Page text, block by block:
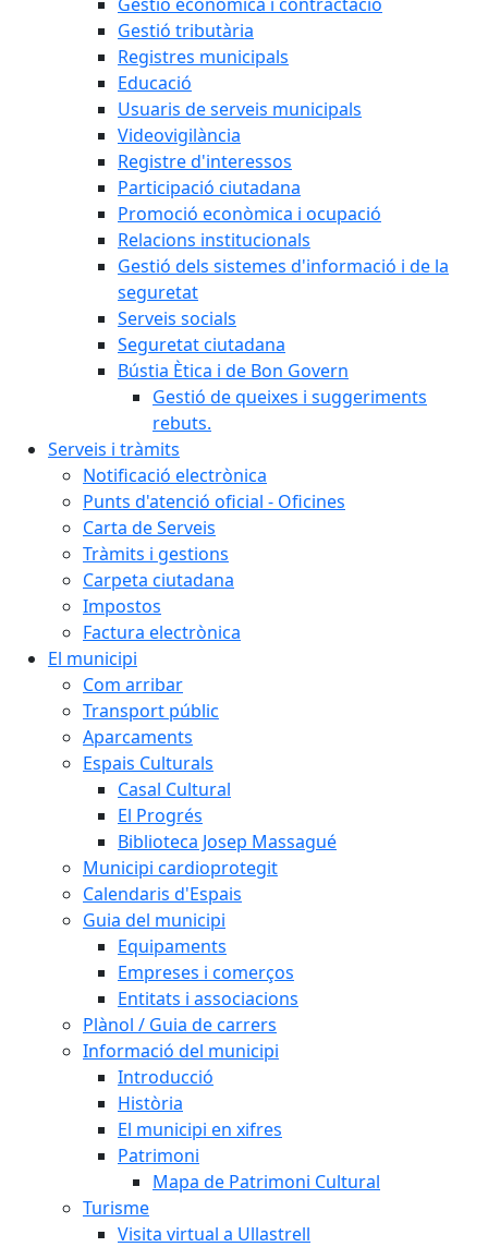
Gestió tributària
Registres municipals
Educació
Usuaris de serveis municipals
Videovigilància
Registre d'interessos
Participació ciutadana
Promoció econòmica i ocupació
Relacions institucionals
Gestió dels sistemes d'informació i de la
seguretat
Serveis socials
Seguretat ciutadana
Bústia Ètica i de Bon Govern
Gestió de queixes i suggeriments
rebuts.
Serveis i tràmits
Notificació electrònica
Punts d'atenció oficial - Oficines
Carta de Serveis
Tràmits i gestions
Carpeta ciutadana
Impostos
Factura electrònica
El municipi
Com arribar
Transport públic
Aparcaments
Espais Culturals
Casal Cultural
El Progrés
Biblioteca Josep Massagué
Municipi cardioprotegit
Calendaris d'Espais
Guia del municipi
Equipaments
Empreses i comerços
Entitats i associacions
Plànol / Guia de carrers
Informació del municipi
Introducció
Història
El municipi en xifres
Patrimoni
Mapa de Patrimoni Cultural
Turisme
Visita virtual a Ullastrell